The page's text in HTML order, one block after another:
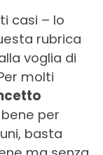
casi – lo
rubrica
voglia di
molti
per
basta